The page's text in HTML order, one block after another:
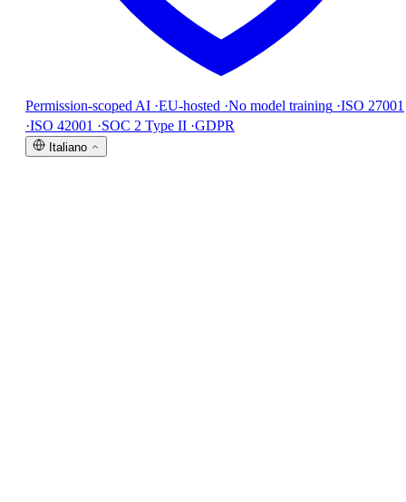
Permission-scoped AI ·EU-hosted ·No model training ·ISO 27001
·ISO 42001 ·SOC 2 Type II ·GDPR
Italiano